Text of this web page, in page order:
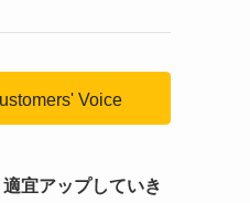
Voice
宜アップしていき